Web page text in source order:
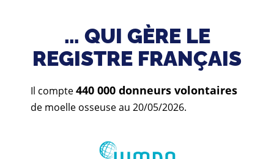
… QUI GÈRE LE
REGISTRE FRANÇAIS
Il compte440 000 donneurs volontaires
de moelle osseuse au 20/05/2026.